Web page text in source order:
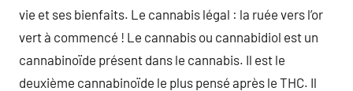
vie et ses bienfaits. Le cannabis légal : la ruée vers l’or
vert à commencé ! Le cannabis ou cannabidiol est un
cannabinoïde présent dans le cannabis. Il est le
deuxième cannabinoïde le plus pensé après le THC. Il